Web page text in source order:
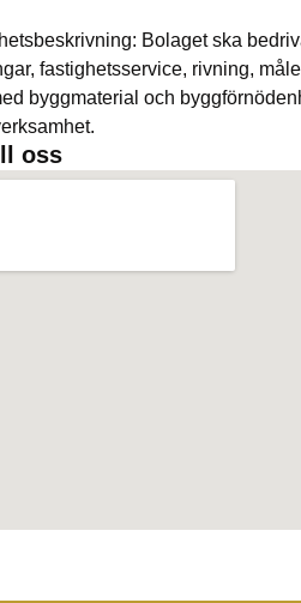
Bolaget ska
fastighetsservice, rivning,
byggmaterial och
oss